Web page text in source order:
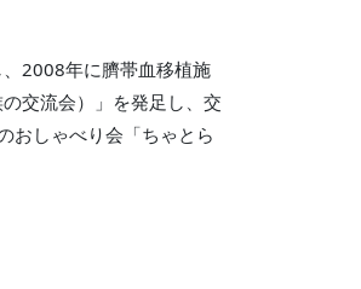
2008年に臍帯血移植施
交流会）」を発足し、交
おしゃべり会「ちゃとら